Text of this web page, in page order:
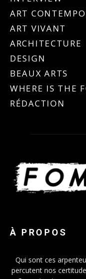
ART
ART VIVANT
ARCHITECTURE
DESIGN
BEAUX ARTS
WHERE IS THE
RÉDACTION
À PROPOS
Qui sont ces
percutent nos